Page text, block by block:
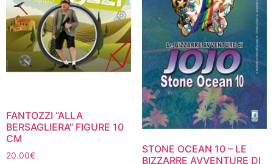
FANTOZZI “ALLA
BERSAGLIERA” FIGURE 10
CM
20.00€
STONE OCEAN 10 – LE
BIZZARRE AVVENTURE DI